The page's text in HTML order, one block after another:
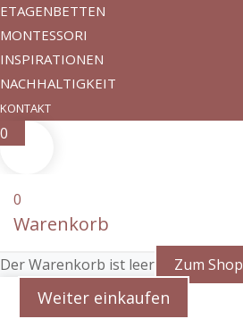
ETAGENBETTEN
MONTESSORI
INSPIRATIONEN
NACHHALTIGKEIT
KONTAKT
0
0
Warenkorb
Der Warenkorb ist leer Zum Shop
Weiter einkaufen